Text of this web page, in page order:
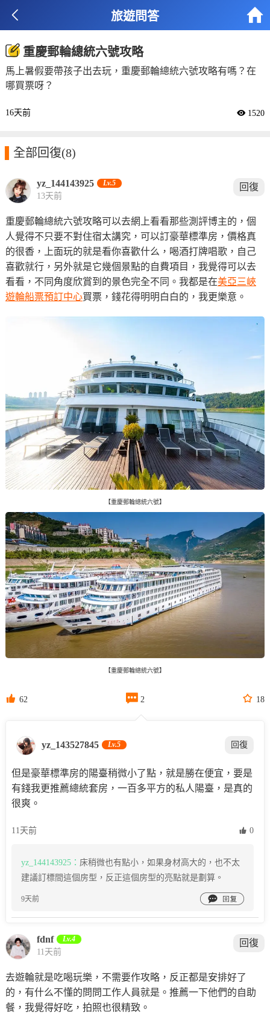
 旅遊問答 
重慶郵輪總統六號攻略
馬上暑假要帶孩子出去玩，重慶郵輪總統六號攻略有嗎？在
哪買票呀？
16天前  1520
全部回復(8)
yz_144143925 Lv.5
13天前
回復
重慶郵輪總統六號攻略可以去網上看看那些測評博主的，個
人覺得不只要不對住宿太講究，可以訂豪華標準房，價格真
的很香，上面玩的就是看你喜歡什么，喝酒打牌唱歌，自己
喜歡就行，另外就是它幾個景點的自費項目，我覺得可以去
看看，不同角度欣賞到的景色完全不同。我都是在美亞三峽
遊輪船票預訂中心買票，錢花得明明白白的，我更樂意。
【重慶郵輪總統六號】
【重慶郵輪總統六號】
 62  2  18
yz_143527845 Lv.5 回復
但是豪華標準房的陽臺稍微小了點，就是勝在便宜，要是
有錢我更推薦總統套房，一百多平方的私人陽臺，是真的
很爽。
11天前  0
yz_144143925： 床稍微也有點小，如果身材高大的，也不太
建議訂標間這個房型，反正這個房型的亮點就是劃算。
9天前 
fdnf Lv.4
11天前
回復
去遊輪就是吃喝玩樂，不需要作攻略，反正都是安排好了
的，有什么不懂的問問工作人員就是。推薦一下他們的自助
餐，我覺得好吃，拍照也很精致。